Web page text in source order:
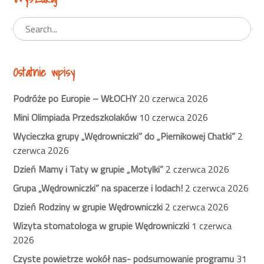
Ostatnie wpisy
Podróże po Europie – WŁOCHY20 czerwca 2026
Mini Olimpiada Przedszkolaków10 czerwca 2026
Wycieczka grupy „Wędrowniczki” do „Piernikowej Chatki” 2
czerwca 2026
Dzień Mamy i Taty w grupie „Motylki” 2 czerwca 2026
Grupa „Wędrowniczki” na spacerze i lodach! 2 czerwca 2026
Dzień Rodziny w grupie Wędrowniczki 2 czerwca 2026
Wizyta stomatologa w grupie Wędrowniczki 1 czerwca
2026
Czyste powietrze wokół nas- podsumowanie programu 31